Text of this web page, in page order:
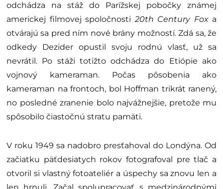
odchádza na stáž do Parížskej pobočky známej
americkej filmovej spoločnosti20th Century Fox a
otvárajú sa pred ním nové brány možností. Zdá sa, že
odkedy Dezider opustil svoju rodnú vlasť, už sa
nevrátil. Po stáži totižto odchádza do Etiópie ako
vojnový kameraman. Počas pôsobenia ako
kameraman na frontoch, bol Hoffman trikrát ranený,
no posledné zranenie bolo najvážnejšie, pretože mu
spôsobilo čiastočnú stratu pamäti.
V roku 1949 sa nadobro presťahoval do Londýna. Od
začiatku päťdesiatych rokov fotografoval pre tlač a
otvoril si vlastný fotoateliér a úspechy sa znovu len a